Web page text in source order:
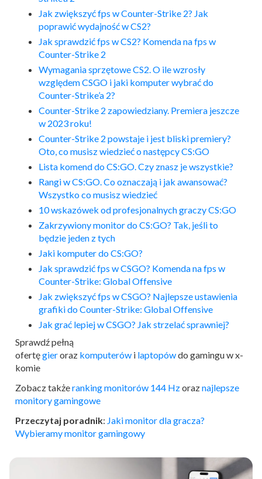
Jak zwiększyć fps w Counter-Strike 2? Jak
poprawić wydajność w CS2?
Jak sprawdzić fps w CS2? Komenda na fps w
Counter-Strike 2
Wymagania sprzętowe CS2. O ile wzrosły
względem CSGO i jaki komputer wybrać do
Counter-Strike’a 2?
Counter-Strike 2 zapowiedziany. Premiera jeszcze
w 2023 roku!
Counter-Strike 2 powstaje i jest bliski premiery?
Oto, co musisz wiedzieć o następcy CS:GO
Lista komend do CS:GO. Czy znasz je wszystkie?
Rangi w CS:GO. Co oznaczają i jak awansować?
Wszystko co musisz wiedzieć
10 wskazówek od profesjonalnych graczy CS:GO
Zakrzywiony monitor do CS:GO? Tak, jeśli to
będzie jeden z tych
Jaki komputer do CS:GO?
Jak sprawdzić fps w CSGO? Komenda na fps w
Counter-Strike: Global Offensive
Jak zwiększyć fps w CSGO? Najlepsze ustawienia
grafiki do Counter-Strike: Global Offensive
Jak grać lepiej w CSGO? Jak strzelać sprawniej?
Sprawdź pełną
ofertęgieroraz komputerów i laptopówdo gamingu w x-
komie
Zobacz takżeranking monitorów 144 Hzoraznajlepsze
monitory gamingowe
Przeczytaj poradnik: Jaki monitor dla gracza?
Wybieramy monitor gamingowy